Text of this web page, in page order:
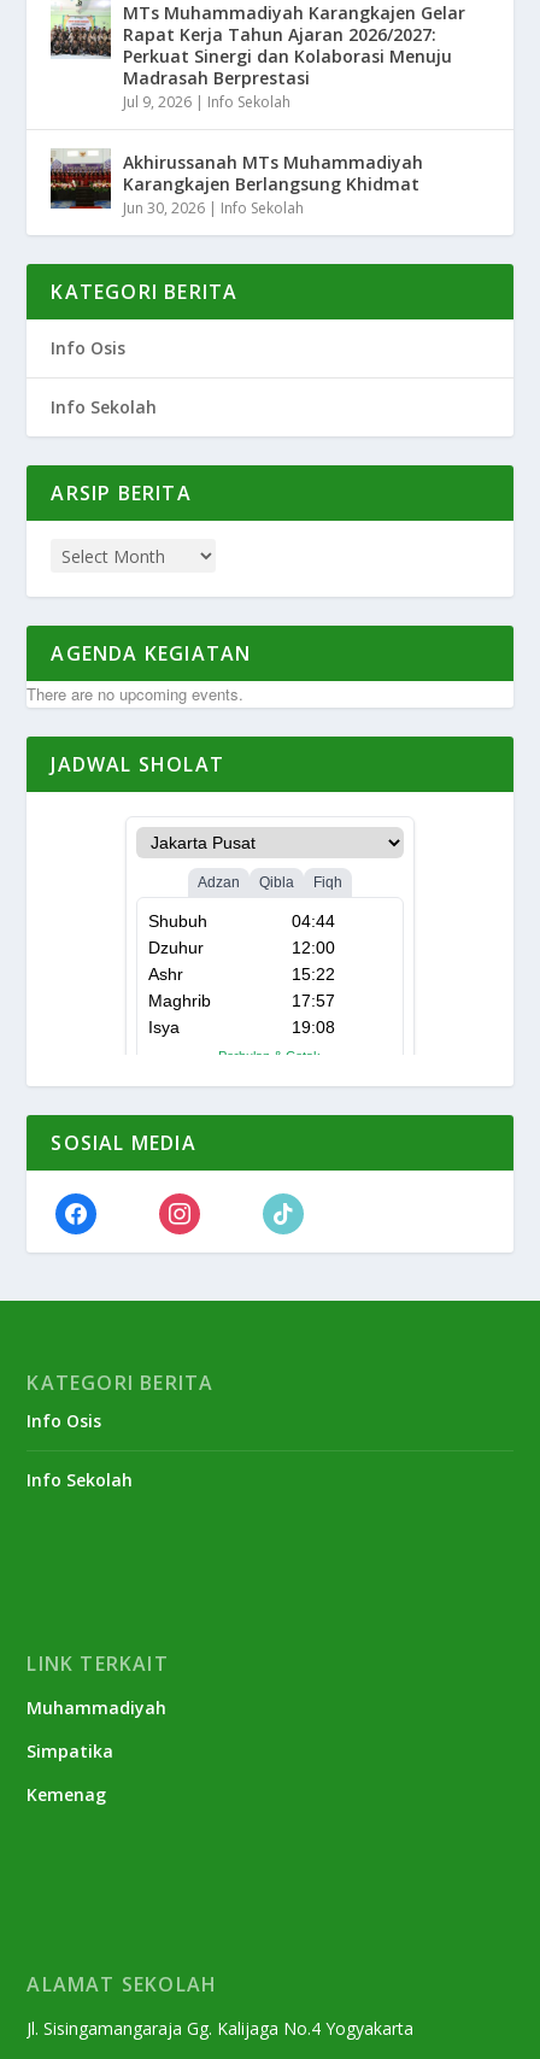
MTs Muhammadiyah Karangkajen Gelar
Rapat Kerja Tahun Ajaran 2026/2027:
Perkuat Sinergi dan Kolaborasi Menuju
Madrasah Berprestasi
Jul 9, 2026 | Info Sekolah
Akhirussanah MTs Muhammadiyah
Karangkajen Berlangsung Khidmat
Jun 30, 2026 | Info Sekolah
KATEGORI BERITA
Info Osis
Info Sekolah
ARSIP BERITA
AGENDA KEGIATAN
There are no upcoming events.
JADWAL SHOLAT
SOSIAL MEDIA
KATEGORI BERITA
Info Osis
Info Sekolah
LINK TERKAIT
Muhammadiyah
Simpatika
Kemenag
ALAMAT SEKOLAH
Jl. Sisingamangaraja Gg. Kalijaga No.4 Yogyakarta